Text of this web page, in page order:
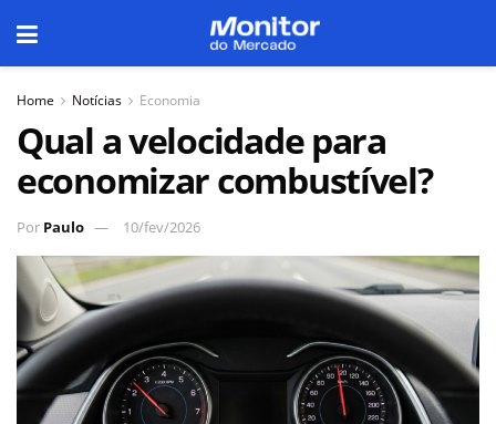
Home Notícias Economia
Qual a velocidade para
economizar combustível?
Por Paulo 10/fev/2026